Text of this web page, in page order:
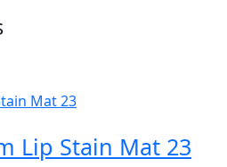
Lip Stain Mat 23